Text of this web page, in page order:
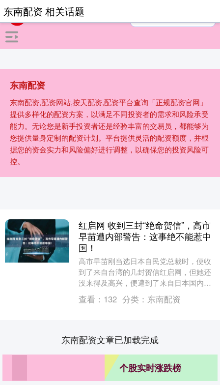
东南配资
东南配资,配资网站,按天配资,配资平台查询「正规配资官网」
提供多样化的配资方案，以满足不同投资者的需求和风险承受
能力。无论您是新手投资者还是经验丰富的交易员，都能够为
您提供量身定制的配资计划。平台提供灵活的配资额度，并根
据您的资金实力和风险偏好进行调整，以确保您的投资风险可
控。
东南配资 相关话题
红启网 收到三封“绝命贺信”，高市
早苗遭内部警告：这事绝不能惹中
国！
高市早苗刚当选日本自民党总裁时，便收
到了来自台湾的几封贺信红启网，但她还
没来得及高兴，便遭到了来自日本国内的
警告。日本清楚明白，中日之间的关系非
常微妙，台湾问题....
查看： 132 分类： 东南配资
东南配资文章已加载完成
个股实时涨跌榜